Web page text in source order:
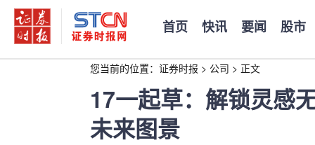
首页 快讯 要闻 股市
您当前的位置： 证券时报 > 公司 > 正文
17一起草：解锁灵感
未来图景